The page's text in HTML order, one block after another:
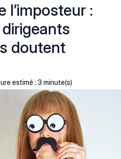
l’imposteur :
doutent
estimé : 3 minute(s)